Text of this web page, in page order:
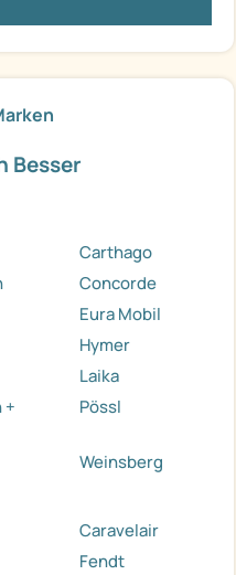
Besser
Carthago
Concorde
Eura Mobil
Hymer
Laika
+
Pössl
Weinsberg
Caravelair
Fendt